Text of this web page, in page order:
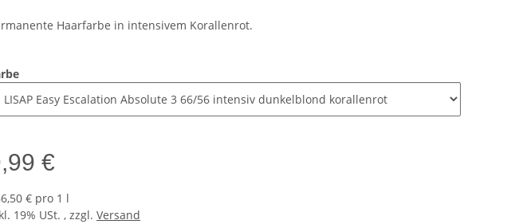
Haarfarbe in intensivem Korallenrot.
€
€ pro 1 l
19% USt. , zzgl. Versand